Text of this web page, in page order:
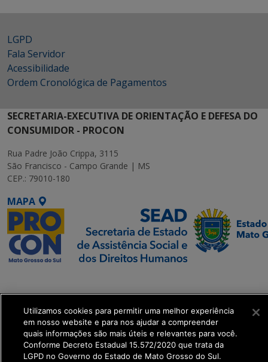
LGPD
Fala Servidor
Acessibilidade
Ordem Cronológica de Pagamentos
SECRETARIA-EXECUTIVA DE ORIENTAÇÃO E DEFESA DO
CONSUMIDOR - PROCON
Rua Padre João Crippa, 3115
São Francisco - Campo Grande | MS
CEP.: 79010-180
MAPA
Executiva de
Transformação Digital
get_footer();
Utilizamos cookies para permitir uma melhor experiência
em nosso website e para nos ajudar a compreender
quais informações são mais úteis e relevantes para você.
Conforme Decreto Estadual 15.572/2020 que trata da
LGPD no Governo do Estado de Mato Grosso do Sul.